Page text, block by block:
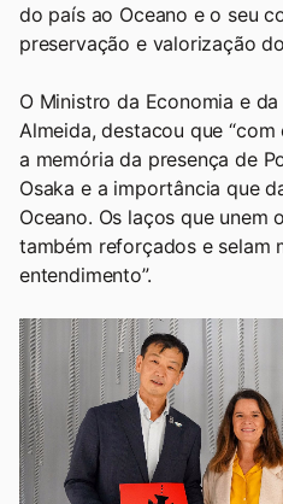
do país ao Oceano e o seu
preservação e valorização
O Ministro da Economia e
Almeida, destacou que
a memória da presença de
Osaka e a importância que
Oceano. Os laços que unem
também reforçados e selam
entendimento”.